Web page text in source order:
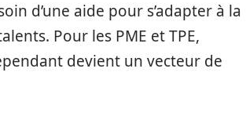
d’une aide pour s’adapter à la
Pour les PME et TPE,
devient un vecteur de